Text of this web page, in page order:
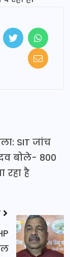
SIT जांच
बोले- 800
रहा है